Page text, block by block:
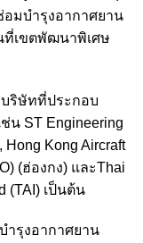
มบำรุงอากาศยาน
ที่เขตพัฒนาพิเศษ
ริษัทที่ประกอบ
น ST Engineering
Hong Kong Aircraft
(ฮ่องกง) และThai
(TAI) เป็นต้น
รุงอากาศยาน